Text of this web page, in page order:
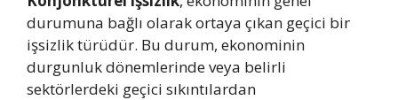
durumuna bağlı olarak ortaya çıkan geçici bir
işsizlik türüdür. Bu durum, ekonominin
durgunluk dönemlerinde veya belirli
sektörlerdeki geçici sıkıntılardan